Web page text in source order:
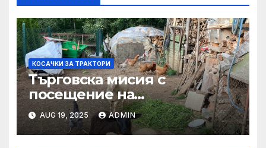
КОСАЧКИ ЗА ТРАКТОРИ
Търговска мисия с
посещение на
Mеждународния търговски
панаир CosmeticBusiness
2025
AUG 19, 2025 ADMIN